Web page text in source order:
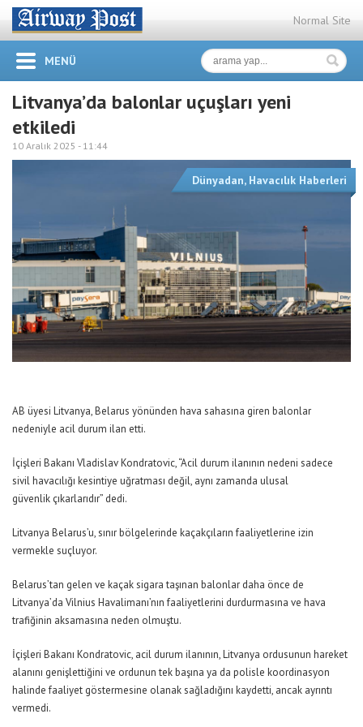
Normal Site
MENÜ
Litvanya’da balonlar uçuşları yeni
etkiledi
10 Aralık 2025 - 11:44
Dünyadan, Havacılık Haberleri
AB üyesi Litvanya, Belarus yönünden hava sahasına giren balonlar
nedeniyle acil durum ilan etti.
İçişleri Bakanı Vladislav Kondratovic,“Acil durum ilanının nedeni sadece
sivil havacılığı kesintiye uğratması değil, aynı zamanda ulusal
güvenlik çıkarlarıdır” dedi.
Litvanya Belarus’u, sınır bölgelerinde kaçakçıların faaliyetlerine izin
vermekle suçluyor.
Belarus’tan gelen ve kaçak sigara taşınan balonlar daha önce de
Litvanya’da Vilnius Havalimanı’nın faaliyetlerini durdurmasına ve hava
trafiğinin aksamasına neden olmuştu.
İçişleri Bakanı Kondratovic, acil durum ilanının, Litvanya ordusunun hareket
alanını genişlettiğini ve ordunun tek başına ya da polisle koordinasyon
halinde faaliyet göstermesine olanak sağladığını kaydetti, ancak ayrıntı
vermedi.